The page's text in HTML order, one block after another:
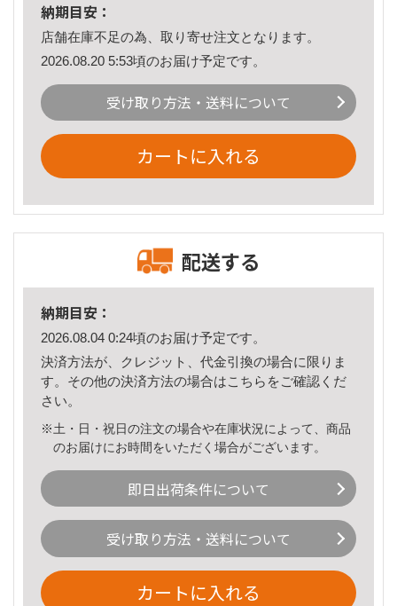
納期目安：
店舗在庫不足の為、取り寄せ注文となります。
2026.08.20 5:53頃のお届け予定です。
受け取り方法・送料について
カートに入れる
配送する
納期目安：
2026.08.04 0:24頃のお届け予定です。
決済方法が、クレジット、代金引換の場合に限りま
す。その他の決済方法の場合はこちら をご確認くだ
さい。
※土・日・祝日の注文の場合や在庫状況によって、商品
のお届けにお時間をいただく場合がございます。
即日出荷条件について
受け取り方法・送料について
カートに入れる